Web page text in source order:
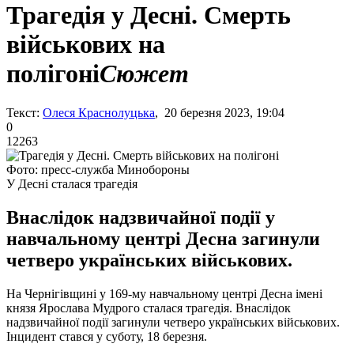
Трагедія у Десні. Смерть
військових на
полігоніСюжет
Текст: Олеся Краснолуцька, 20 березня 2023, 19:04
0
12263
Фото: пресс-служба Минобороны
У Десні сталася трагедія
Внаслідок надзвичайної події у
навчальному центрі Десна загинули
четверо українських військових.
На Чернігівщині у 169-му навчальному центрі Десна імені
князя Ярослава Мудрого сталася трагедія. Внаслідок
надзвичайної події загинули четверо українських військових.
Інцидент стався у суботу, 18 березня.